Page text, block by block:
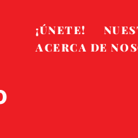
¡ÚNETE!
ACERCA DE